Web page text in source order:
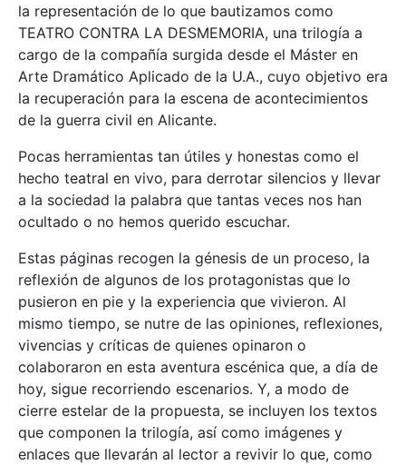
la representación de lo que bautizamos como
TEATRO CONTRA LA DESMEMORIA, una trilogía a
cargo de la compañía surgida desde el Máster en
Arte Dramático Aplicado de la U.A., cuyo objetivo era
la recuperación para la escena de acontecimientos
de la guerra civil en Alicante.
Pocas herramientas tan útiles y honestas como el
hecho teatral en vivo, para derrotar silencios y llevar
a la sociedad la palabra que tantas veces nos han
ocultado o no hemos querido escuchar.
Estas páginas recogen la génesis de un proceso, la
reflexión de algunos de los protagonistas que lo
pusieron en pie y la experiencia que vivieron. Al
mismo tiempo, se nutre de las opiniones, reflexiones,
vivencias y críticas de quienes opinaron o
colaboraron en esta aventura escénica que, a día de
hoy, sigue recorriendo escenarios. Y, a modo de
cierre estelar de la propuesta, se incluyen los textos
que componen la trilogía, así como imágenes y
enlaces que llevarán al lector a revivir lo que, como